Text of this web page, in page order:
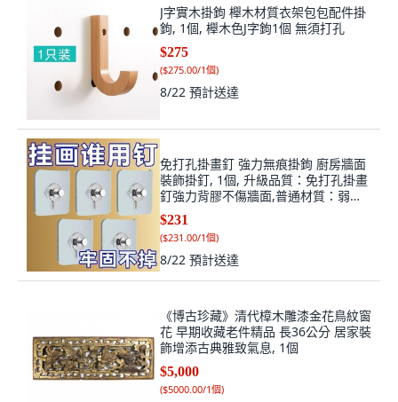
J字實木掛鉤 櫸木材質衣架包包配件掛
鉤, 1個, 櫸木色J字鉤1個 無須打孔
$275
($275.00/1個)
8/22 預計送達
免打孔掛畫釘 強力無痕掛鉤 廚房牆面
裝飾掛釘, 1個, 升級品質：免打孔掛畫
釘強力背膠不傷牆面,普通材質：弱承
重1個裝不傷牆面防脫落
$231
($231.00/1個)
8/22 預計送達
《博古珍藏》清代樟木雕漆金花鳥紋窗
花 早期收藏老件精品 長36公分 居家裝
飾增添古典雅致氣息, 1個
$5,000
($5000.00/1個)